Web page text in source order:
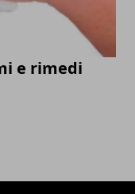
e rimedi